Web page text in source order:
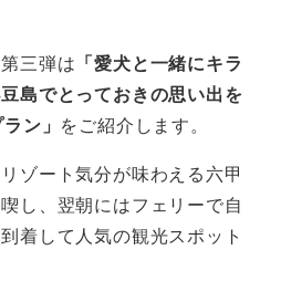
三弾は 「愛犬と一緒にキラ
島でとっておきの思い出を
ン」 をご紹介します。
ゾート気分が味わえる六甲
し、翌朝にはフェリーで自
着して人気の観光スポット